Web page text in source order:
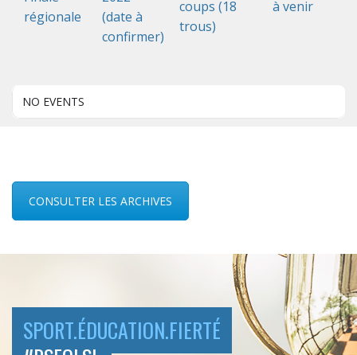
régionale
(date à
confirmer)
coups (18
trous)
à venir
NO EVENTS
CONSULTER LES ARCHIVES
SPORT.ÉDUCATION.FIERTÉ